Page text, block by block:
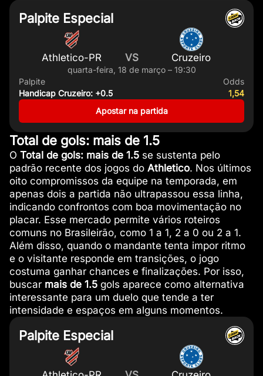
Palpite Especial
Athletico-PR VS Cruzeiro
quarta-feira, 18 de março – 19:30
Palpite
Handicap Cruzeiro: +0.5
Odds
1,54
Apostar na partida
Total de gols: mais de 1.5
O Total de gols: mais de 1.5se sustenta pelo
padrão recente dos jogos do Athletico. Nos últimos
oito compromissos da equipe na temporada, em
apenas dois a partida não ultrapassou essa linha,
indicando confrontos com boa movimentação no
placar. Esse mercado permite vários roteiros
comuns no Brasileirão, como 1 a 1, 2 a 0 ou 2 a 1.
Além disso, quando o mandante tenta impor ritmo
e o visitante responde em transições, o jogo
costuma ganhar chances e finalizações. Por isso,
buscar mais de 1.5gols aparece como alternativa
interessante para um duelo que tende a ter
intensidade e espaços em alguns momentos.
Palpite Especial